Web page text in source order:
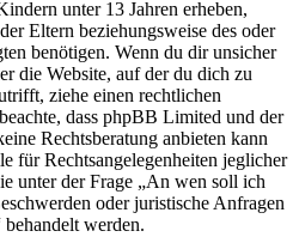
unter 13 Jahren erheben,
Eltern beziehungsweise des oder
benötigen. Wenn du dir unsicher
die Website, auf der du dich zu
ziehe einen rechtlichen
dass phpBB Limited und der
Rechtsberatung anbieten kann
für Rechtsangelegenheiten jeglicher
unter der Frage „An wen soll ich
oder juristische Anfragen
werden.